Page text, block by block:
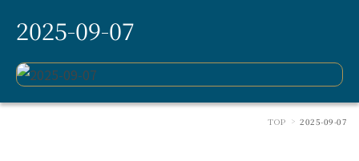
2025-09-07
TOP > 2025-09-07